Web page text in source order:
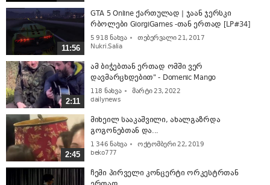
11:56
GTA 5 Online ქართულად | ჯაან ჯერსკი
რბოლები GiorgiGames -თან ერთად [LP#34]
5 918 ნახვა
თებერვალი 21, 2017
Nukri.Salia
2:11
ამ ბიჭებთან ერთად ომში ვერ
დავმარცხდებით" - Domenic Mango
118 ნახვა
მარტი 23, 2022
dailynews
2:45
მიხეილ სააკაშვილი, ახალგაზრდა
გოგონებთან და...
1 346 ნახვა
ოქტომბერი 22, 2019
beko777
ჩემი პირველი კონცერტი ორკესტრთან